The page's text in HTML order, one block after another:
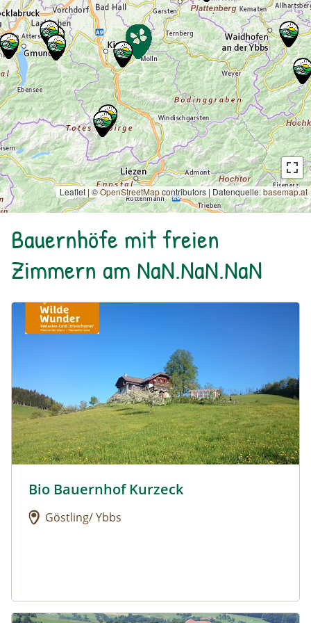
Leaflet | ©OpenStreetMapcontributors | Datenquelle:basemap.at
Bauernhöfe mit freien
Zimmern am NaN.NaN.NaN
Urlaub am Bauernhof: Bio Bauernhof Kurzeck
Urlaub am Bauernhof: Bio Bauernhof Kurzeck
Bio Bauernhof Kurzeck
Göstling/ Ybbs